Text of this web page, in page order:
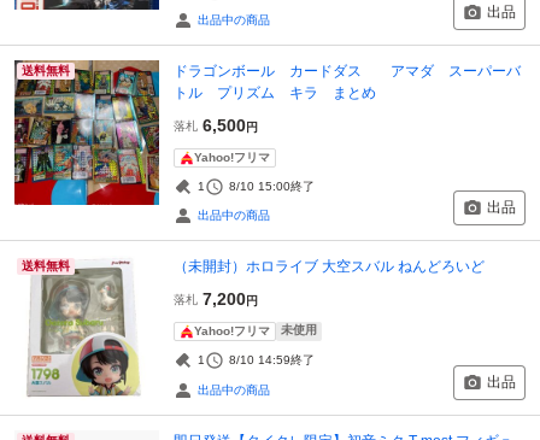
出品中の商品 出品
送料無料
ドラゴンボール カードダス アマダ スーパーバ
トル プリズム キラ まとめ
落札 6,500円
Yahoo!フリマ
1 8/10 15:00終了
出品中の商品 出品
送料無料 （未開封）ホロライブ 大空スバル ねんどろいど
落札 7,200円
Yahoo!フリマ 未使用
1 8/10 14:59終了
出品中の商品 出品